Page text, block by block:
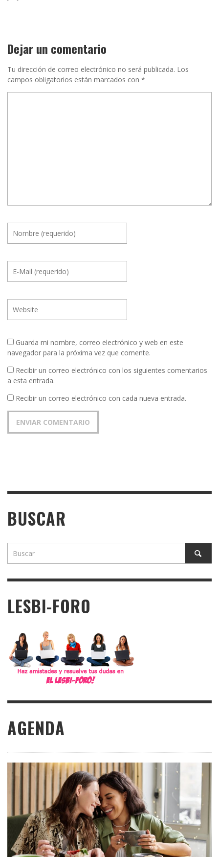
Dejar un comentario
Tu dirección de correo electrónico no será publicada. Los
campos obligatorios están marcados con *
Guarda mi nombre, correo electrónico y web en este
navegador para la próxima vez que comente.
Recibir un correo electrónico con los siguientes comentarios
a esta entrada.
Recibir un correo electrónico con cada nueva entrada.
BUSCAR
LESBI-FORO
AGENDA